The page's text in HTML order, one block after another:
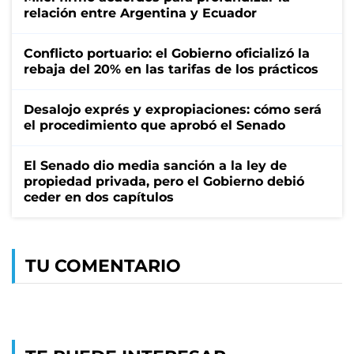
relación entre Argentina y Ecuador
Conflicto portuario: el Gobierno oficializó la
rebaja del 20% en las tarifas de los prácticos
Desalojo exprés y expropiaciones: cómo será
el procedimiento que aprobó el Senado
El Senado dio media sanción a la ley de
propiedad privada, pero el Gobierno debió
ceder en dos capítulos
TU COMENTARIO